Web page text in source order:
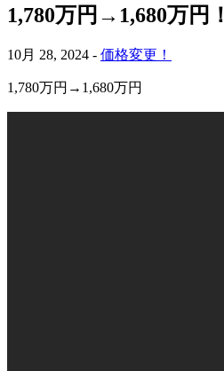
1,780万円→1,680万円！
10月 28, 2024 - 価格変更！
1,780万円→1,680万円